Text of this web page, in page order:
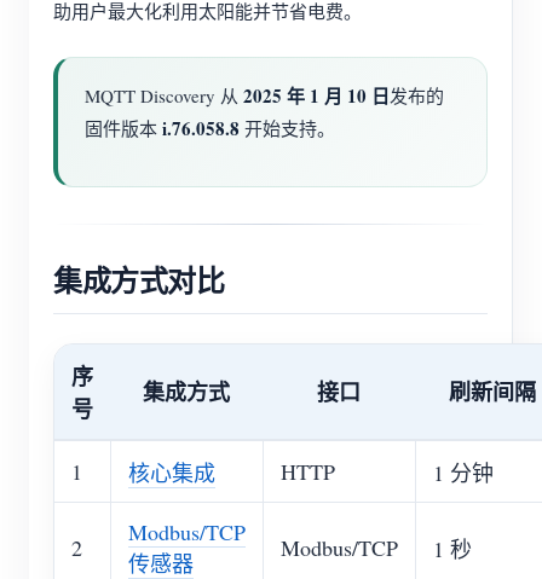
助用户最大化利用太阳能并节省电费。
MQTT Discovery 从 2025 年 1 月 10 日发布的
固件版本 i.76.058.8 开始支持。
集成方式对比
序
号
集成方式 接口 刷新间隔
1 核心集成 HTTP 1 分钟
2
Modbus/TCP
传感器
Modbus/TCP 1 秒